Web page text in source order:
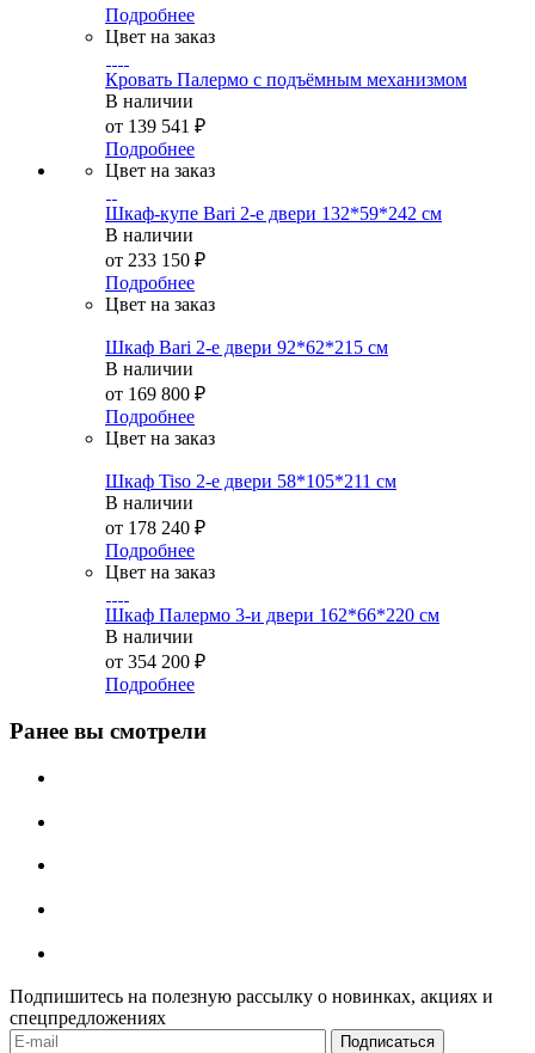
Подробнее
Цвет на заказ
Кровать Палермо с подъёмным механизмом
В наличии
от 139 541 ₽
Подробнее
Цвет на заказ
Шкаф-купе Bari 2-е двери 132*59*242 см
В наличии
от 233 150 ₽
Подробнее
Цвет на заказ
Шкаф Bari 2-е двери 92*62*215 см
В наличии
от 169 800 ₽
Подробнее
Цвет на заказ
Шкаф Tiso 2-е двери 58*105*211 см
В наличии
от 178 240 ₽
Подробнее
Цвет на заказ
Шкаф Палермо 3-и двери 162*66*220 см
В наличии
от 354 200 ₽
Подробнее
Ранее вы смотрели
Подпишитесь на полезную рассылку о новинках, акциях и
спецпредложениях